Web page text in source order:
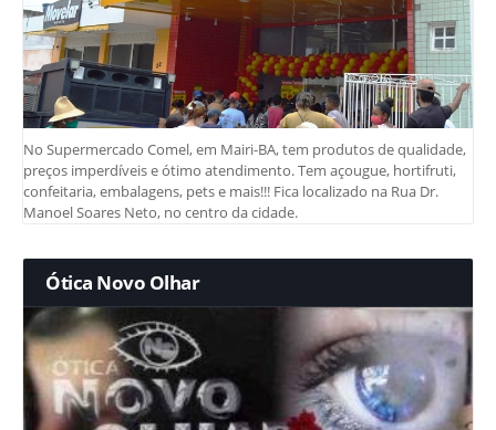
No Supermercado Comel, em Mairi-BA, tem produtos de qualidade,
preços imperdíveis e ótimo atendimento. Tem açougue, hortifruti,
confeitaria, embalagens, pets e mais!!! Fica localizado na Rua Dr.
Manoel Soares Neto, no centro da cidade.
Ótica Novo Olhar